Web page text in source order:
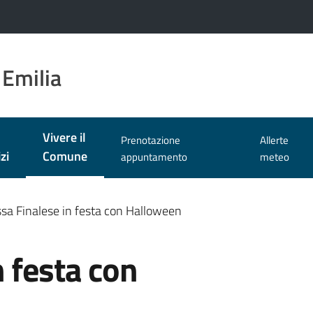
Vivere il
Comune
Menu selezionato
Prenotazione
appuntamento
Allerte
meteo
Finalese in festa con Halloween
festa con